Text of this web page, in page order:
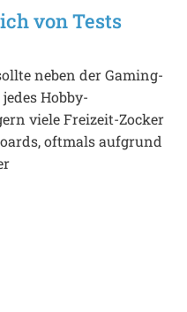
von Tests
neben der Gaming-
Hobby-
viele Freizeit-Zocker
oftmals aufgrund